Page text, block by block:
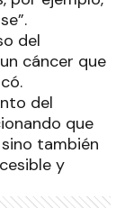
del
cáncer que
del
que
también
y